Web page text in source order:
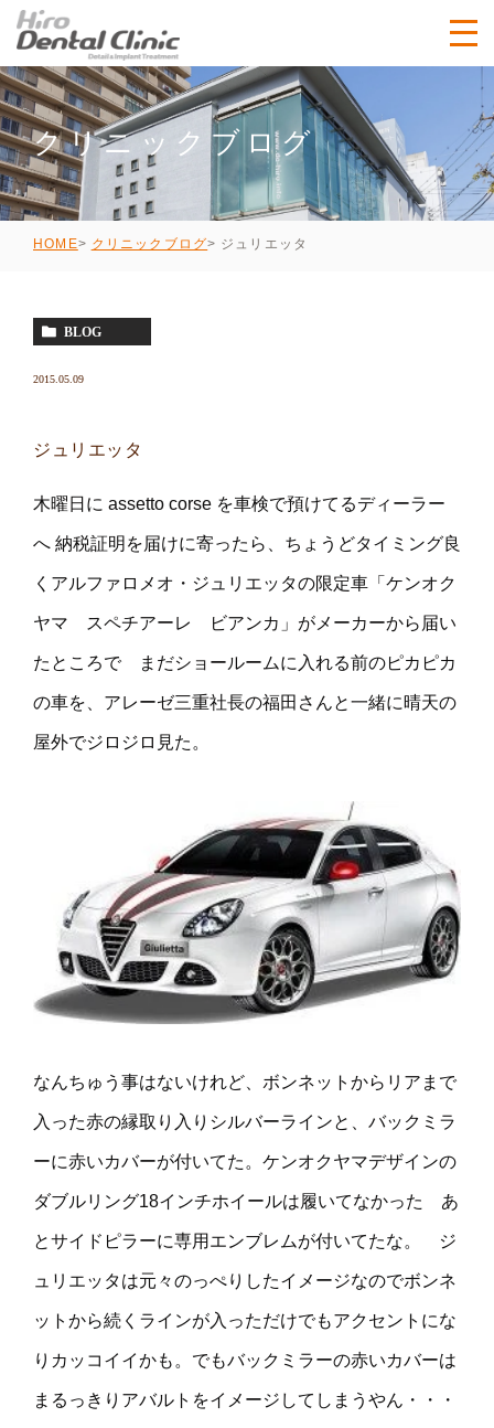
クリニックブログ
HOME クリニックブログ ジュリエッタ
BLOG
2015.05.09
ジュリエッタ
木曜日に assetto corse を車検で預けてるディーラー
へ 納税証明を届けに寄ったら、ちょうどタイミング良
くアルファロメオ・ジュリエッタの限定車「ケンオク
ヤマ スペチアーレ ビアンカ」がメーカーから届い
たところで まだショールームに入れる前のピカピカ
の車を、アレーゼ三重社長の福田さんと一緒に晴天の
屋外でジロジロ見た。
なんちゅう事はないけれど、ボンネットからリアまで
入った赤の縁取り入りシルバーラインと、バックミラ
ーに赤いカバーが付いてた。ケンオクヤマデザインの
ダブルリング18インチホイールは履いてなかった あ
とサイドピラーに専用エンブレムが付いてたな。 ジ
ュリエッタは元々のっぺりしたイメージなのでボンネ
ットから続くラインが入っただけでもアクセントにな
りカッコイイかも。でもバックミラーの赤いカバーは
まるっきりアバルトをイメージしてしまうやん・・・